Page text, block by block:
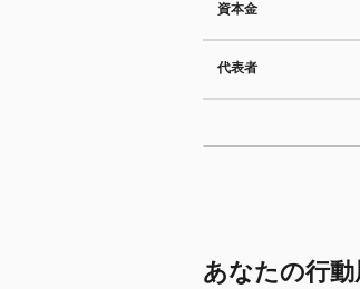
資本金
代表者
あなたの行